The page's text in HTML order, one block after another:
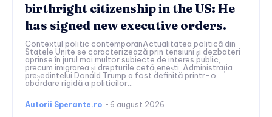
birthright citizenship in the US: He
has signed new executive orders.
Contextul politic contemporanActualitatea politică din
Statele Unite se caracterizează prin tensiuni și dezbateri
aprinse în jurul mai multor subiecte de interes public,
precum imigrarea și drepturile cetățenești. Administrația
președintelui Donald Trump a fost definită printr-o
abordare rigidă a politicilor...
Autorii Sperante.ro - 6 august 2026